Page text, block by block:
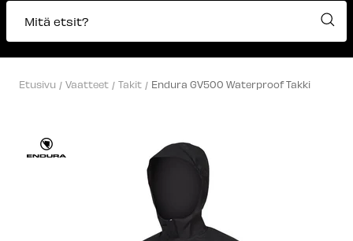
Mitä etsit?
Etusivu Vaatteet Takit Endura GV500 Waterproof Takki